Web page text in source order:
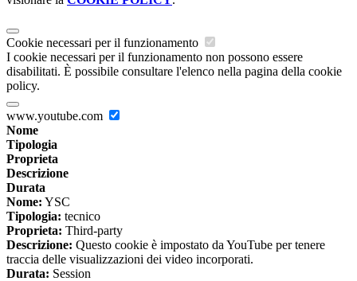
Cookie necessari per il funzionamento
I cookie necessari per il funzionamento non possono essere
disabilitati. È possibile consultare l'elenco nella pagina della cookie
policy.
www.youtube.com
Nome
Tipologia
Proprieta
Descrizione
Durata
Nome: YSC
Tipologia: tecnico
Proprieta: Third-party
Descrizione: Questo cookie è impostato da YouTube per tenere
traccia delle visualizzazioni dei video incorporati.
Durata: Session